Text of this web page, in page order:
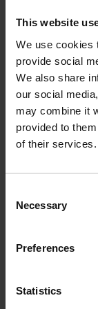
This website
We use cookies
provide social
We also share
our social
may combine it
provided to
of their services.
Necessary
Preferences
Statistics
KÖP
Förgasare